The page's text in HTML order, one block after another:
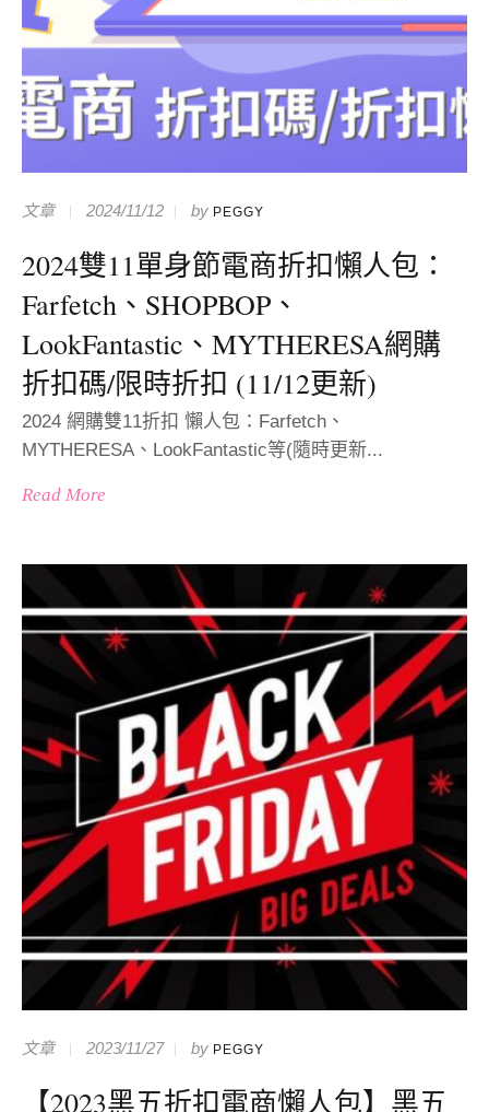
文章 2024/11/12 by PEGGY
2024雙11單身節電商折扣懶人包：
Farfetch、SHOPBOP、
LookFantastic、MYTHERESA網購
折扣碼/限時折扣 (11/12更新)
2024 網購雙11折扣 懶人包：Farfetch、
MYTHERESA、LookFantastic等(隨時更新...
Read More
文章 2023/11/27 by PEGGY
【2023黑五折扣電商懶人包】黑五